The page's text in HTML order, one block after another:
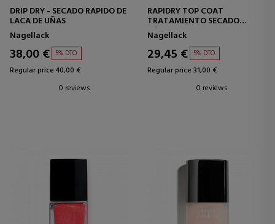
DRIP DRY - SECADO RÁPIDO DE
LACA DE UÑAS
Nagellack
38,00 € 5% DTO.
Regular price 40,00 €
0 reviews
RAPIDRY TOP COAT
TRATAMIENTO SECADO
RÁPIDO
Nagellack
29,45 € 5% DTO.
Regular price 31,00 €
0 reviews